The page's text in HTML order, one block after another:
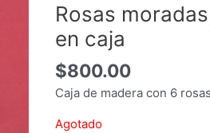
Rosas
en caja
$800.00
Caja de madera con 6
Agotado